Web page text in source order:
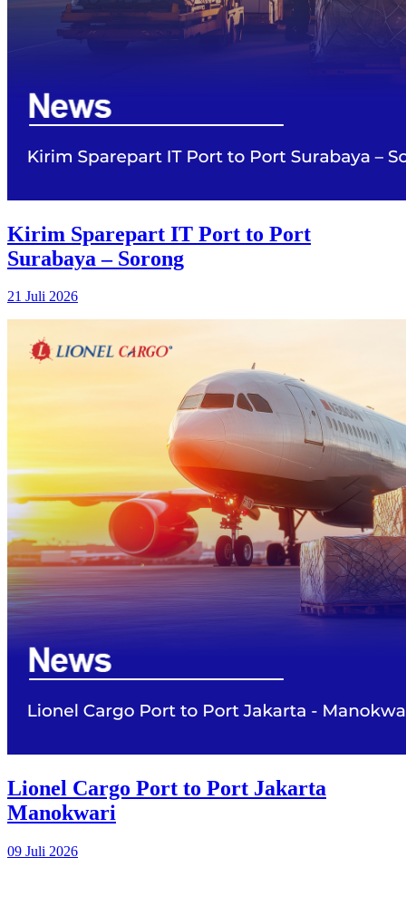
Kirim Sparepart IT Port to Port
Surabaya – Sorong
21 Juli 2026
Lionel Cargo Port to Port Jakarta
Manokwari
09 Juli 2026